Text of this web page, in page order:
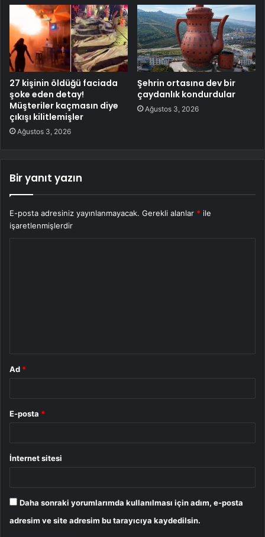
27 kişinin öldüğü faciada
şoke eden detay!
Müşteriler kaçmasın diye
çıkışı kilitlemişler
Ağustos 3, 2026
Şehrin ortasına dev bir
çaydanlık kondurdular
Ağustos 3, 2026
Bir yanıt yazın
E-posta adresiniz yayınlanmayacak. Gerekli alanlar * ile
işaretlenmişlerdir
Ad *
E-posta *
İnternet sitesi
Daha sonraki yorumlarımda kullanılması için adım, e-posta
adresim ve site adresim bu tarayıcıya kaydedilsin.